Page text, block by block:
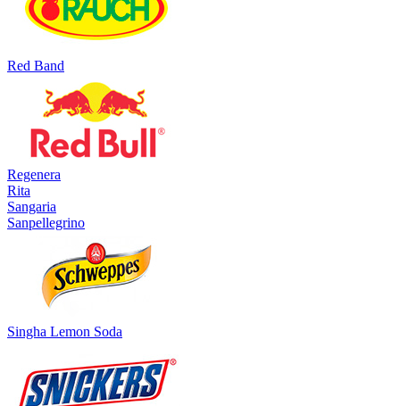
Red Band
Regenera
Rita
Sangaria
Sanpellegrino
Singha Lemon Soda